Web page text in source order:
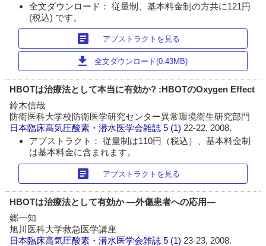
全文ダウンロード： 従量制、基本料金制の方共に121円
(税込) です。
article アブストラクトを見る
download 全文ダウンロード(0.43MB)
HBOTは治療法として本当に有効か? :HBOTのOxygen Effect
鈴木信哉
防衛医科大学校防衛医学研究センター異常環境衛生研究部門
日本臨床高気圧酸素・潜水医学会雑誌 5 (1) 22-22, 2008.
アブストラクト： 従量制は110円（税込）、基本料金制
は基本料金に含まれます。
article アブストラクトを見る
HBOTは治療法として有効か ―外傷患者への応用―
郷一知
旭川医科大学救急医学講座
日本臨床高気圧酸素・潜水医学会雑誌 5 (1) 23-23, 2008.